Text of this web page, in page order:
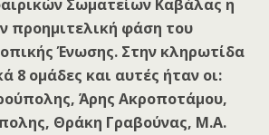
Σωματείων Καβάλας η
προημιτελική φάση του
Ένωσης. Στην κληρωτίδα
8 ομάδες και αυτές ήταν οι:
Άρης Ακροποτάμου,
Θράκη Γραβούνας, Μ.Α.